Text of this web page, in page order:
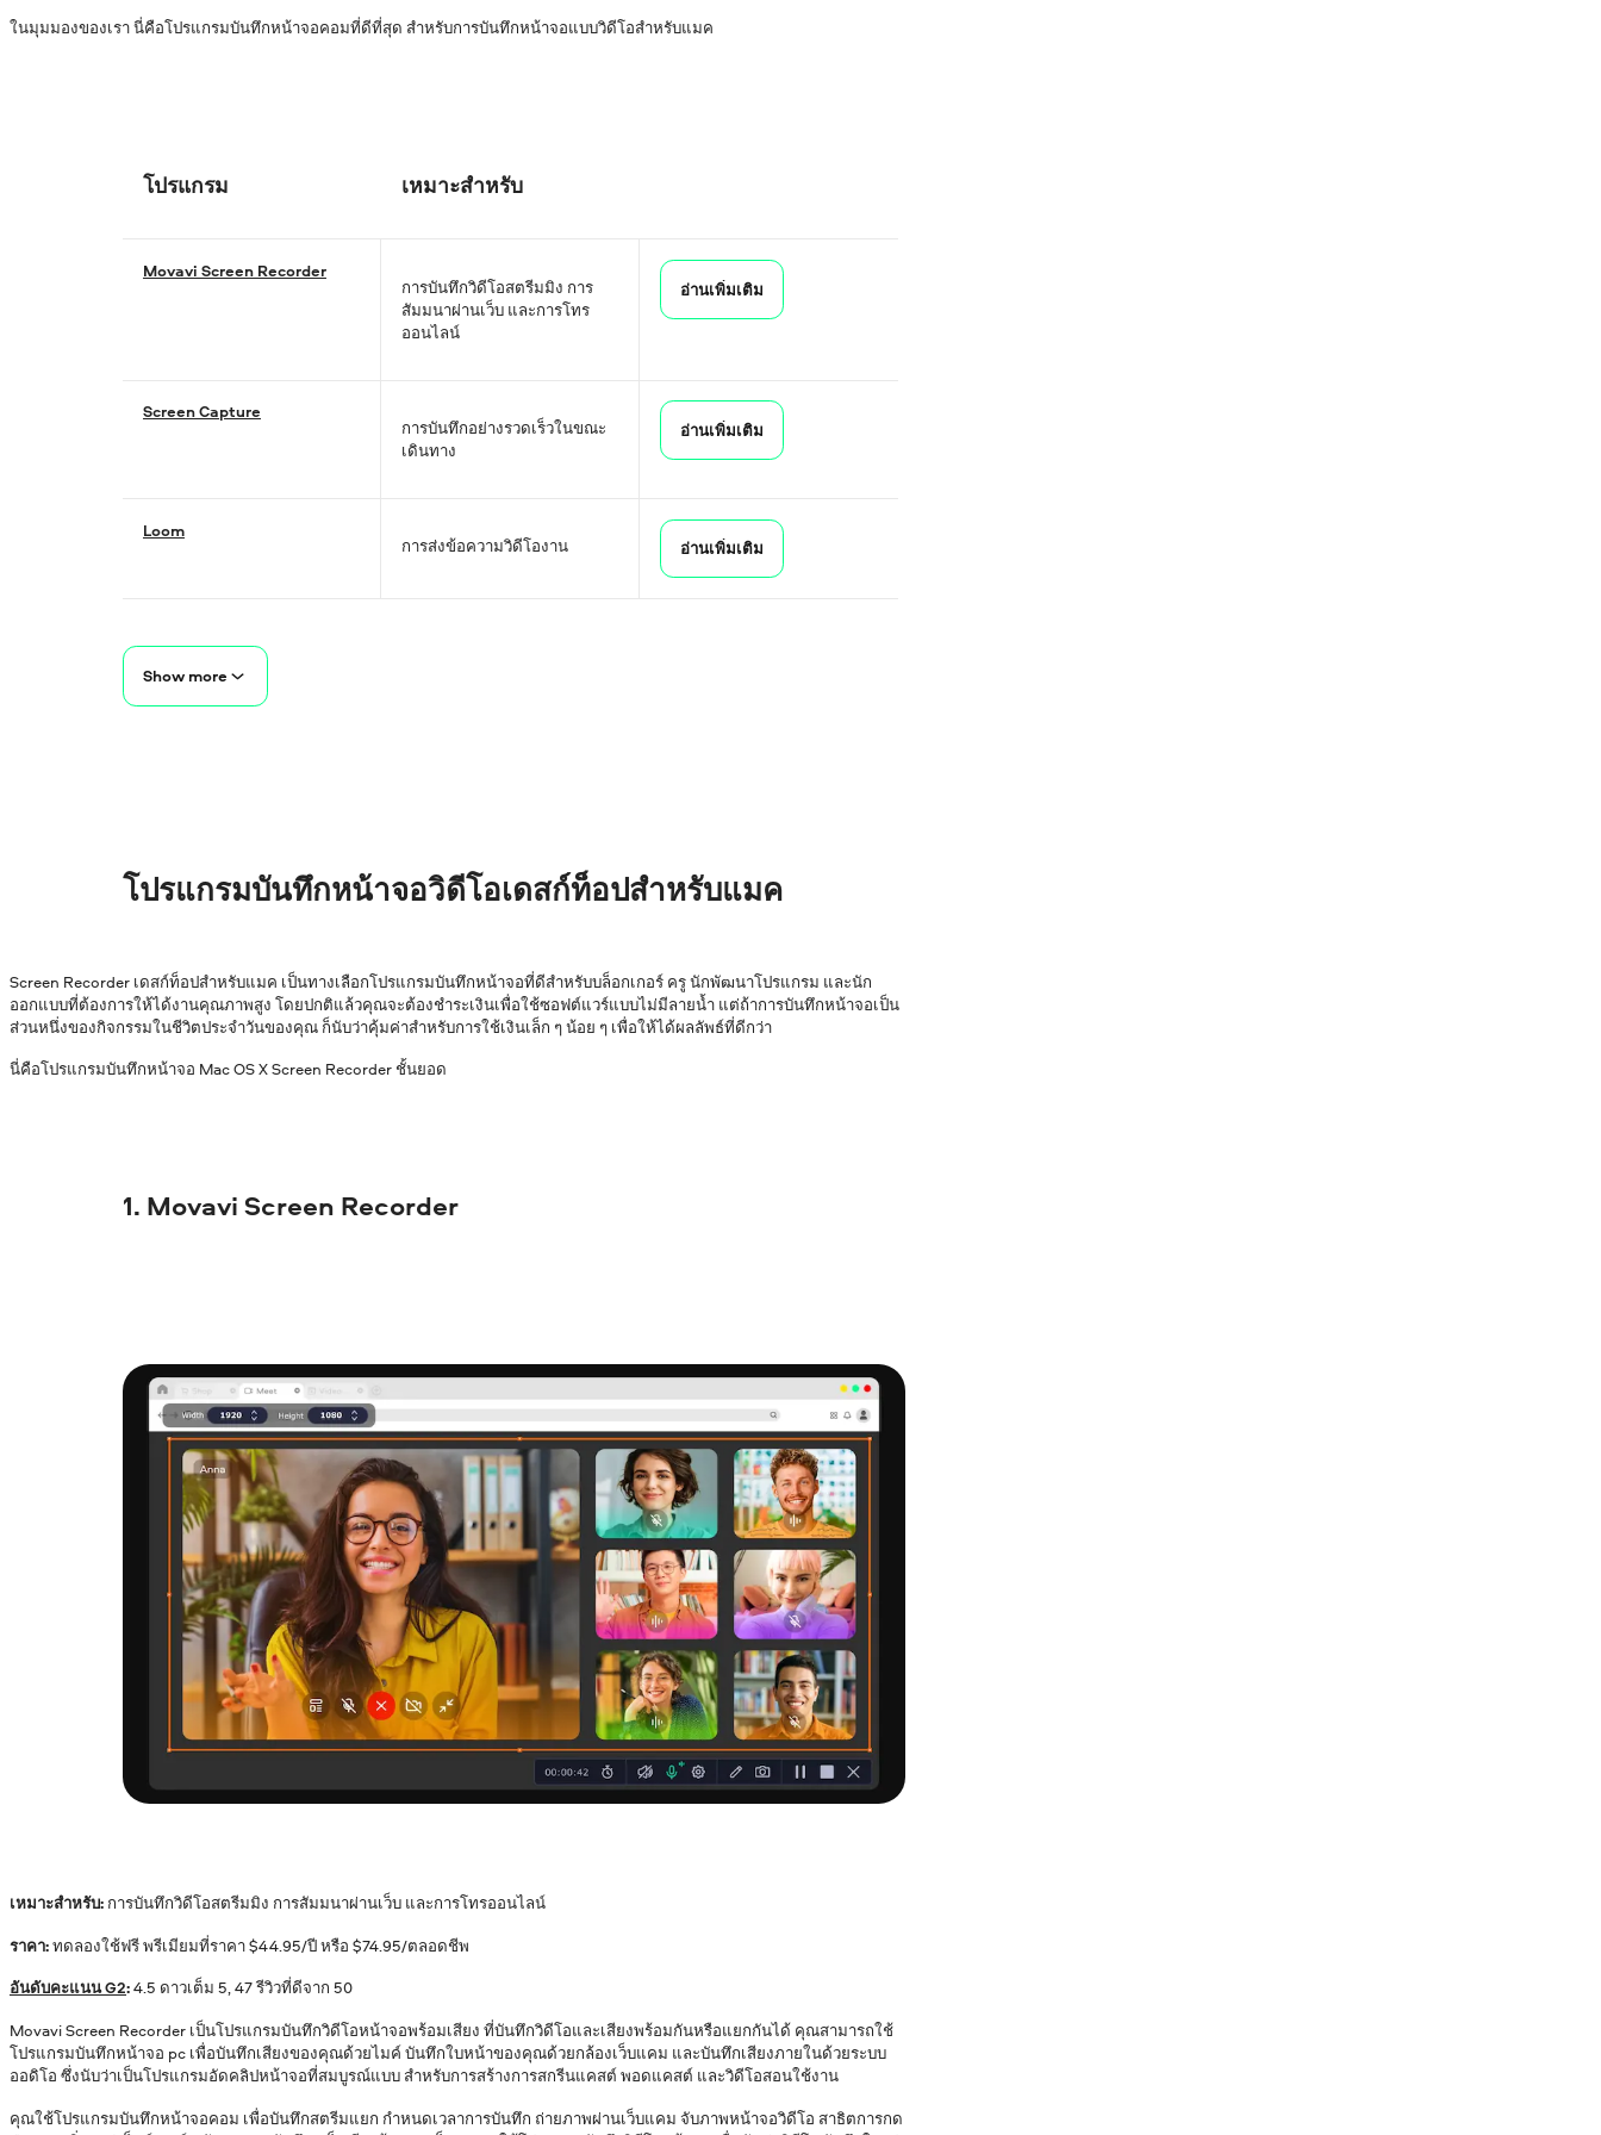
ในมุมมองของเรา นี่คือโปรแกรมบันทึกหน้าจอคอมที่ดีที่สุด สำหรับการบันทึกหน้าจอแบบวิดีโอสำหรับแมค
โปรแกรม เหมาะสำหรับ
Movavi Screen Recorder
การบันทึกวิดีโอสตรีมมิง การ
สัมมนาผ่านเว็บ และการโทร
ออนไลน์
อ่านเพิ่มเติม
Screen Capture
การบันทึกอย่างรวดเร็วในขณะ
เดินทาง
อ่านเพิ่มเติม
Loom
การส่งข้อความวิดีโองาน อ่านเพิ่มเติม
Show more
โปรแกรมบันทึกหน้าจอวิดีโอเดสก์ท็อปสำหรับแมค
Screen Recorder เดสก์ท็อปสำหรับแมค เป็นทางเลือกโปรแกรมบันทึกหน้าจอที่ดีสำหรับบล็อกเกอร์ ครู นักพัฒนาโปรแกรม และนัก
ออกแบบที่ต้องการให้ได้งานคุณภาพสูง โดยปกติแล้วคุณจะต้องชำระเงินเพื่อใช้ซอฟต์แวร์แบบไม่มีลายน้ำ แต่ถ้าการบันทึกหน้าจอเป็น
ส่วนหนึ่งของกิจกรรมในชีวิตประจำวันของคุณ ก็นับว่าคุ้มค่าสำหรับการใช้เงินเล็ก ๆ น้อย ๆ เพื่อให้ได้ผลลัพธ์ที่ดีกว่า
นี่คือโปรแกรมบันทึกหน้าจอ Mac OS X Screen Recorder ชั้นยอด
1. Movavi Screen Recorder
เหมาะสำหรับ: การบันทึกวิดีโอสตรีมมิง การสัมมนาผ่านเว็บ และการโทรออนไลน์
ราคา:ทดลองใช้ฟรี พรีเมียมที่ราคา$44.95/ปี หรือ $74.95/ตลอดชีพ
อันดับคะแนน G2:4.5 ดาวเต็ม 5, 47 รีวิวที่ดีจาก 50
Movavi Screen Recorder เป็นโปรแกรมบันทึกวิดีโอหน้าจอพร้อมเสียง ที่บันทึกวิดีโอและเสียงพร้อมกันหรือแยกกันได้ คุณสามารถใช้
โปรแกรมบันทึกหน้าจอ pc เพื่อบันทึกเสียงของคุณด้วยไมค์ บันทึกใบหน้าของคุณด้วยกล้องเว็บแคม และบันทึกเสียงภายในด้วยระบบ
ออดิโอ ซึ่งนับว่าเป็นโปรแกรมอัดคลิปหน้าจอที่สมบูรณ์แบบ สำหรับการสร้างการสกรีนแคสต์ พอดแคสต์ และวิดีโอสอนใช้งาน
คุณใช้โปรแกรมบันทึกหน้าจอคอม เพื่อบันทึกสตรีมแยก กำหนดเวลาการบันทึก ถ่ายภาพผ่านเว็บแคม จับภาพหน้าจอวิดีโอ สาธิตการกด